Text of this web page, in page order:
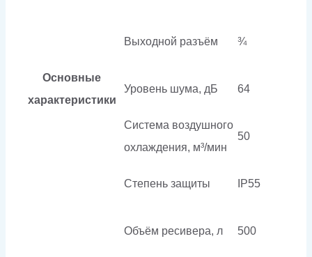
Основные
характеристики
Выходной разъём ¾
Уровень шума, дБ 64
Система воздушного
охлаждения, м³/мин
50
Степень защиты IP55
Объём ресивера, л 500